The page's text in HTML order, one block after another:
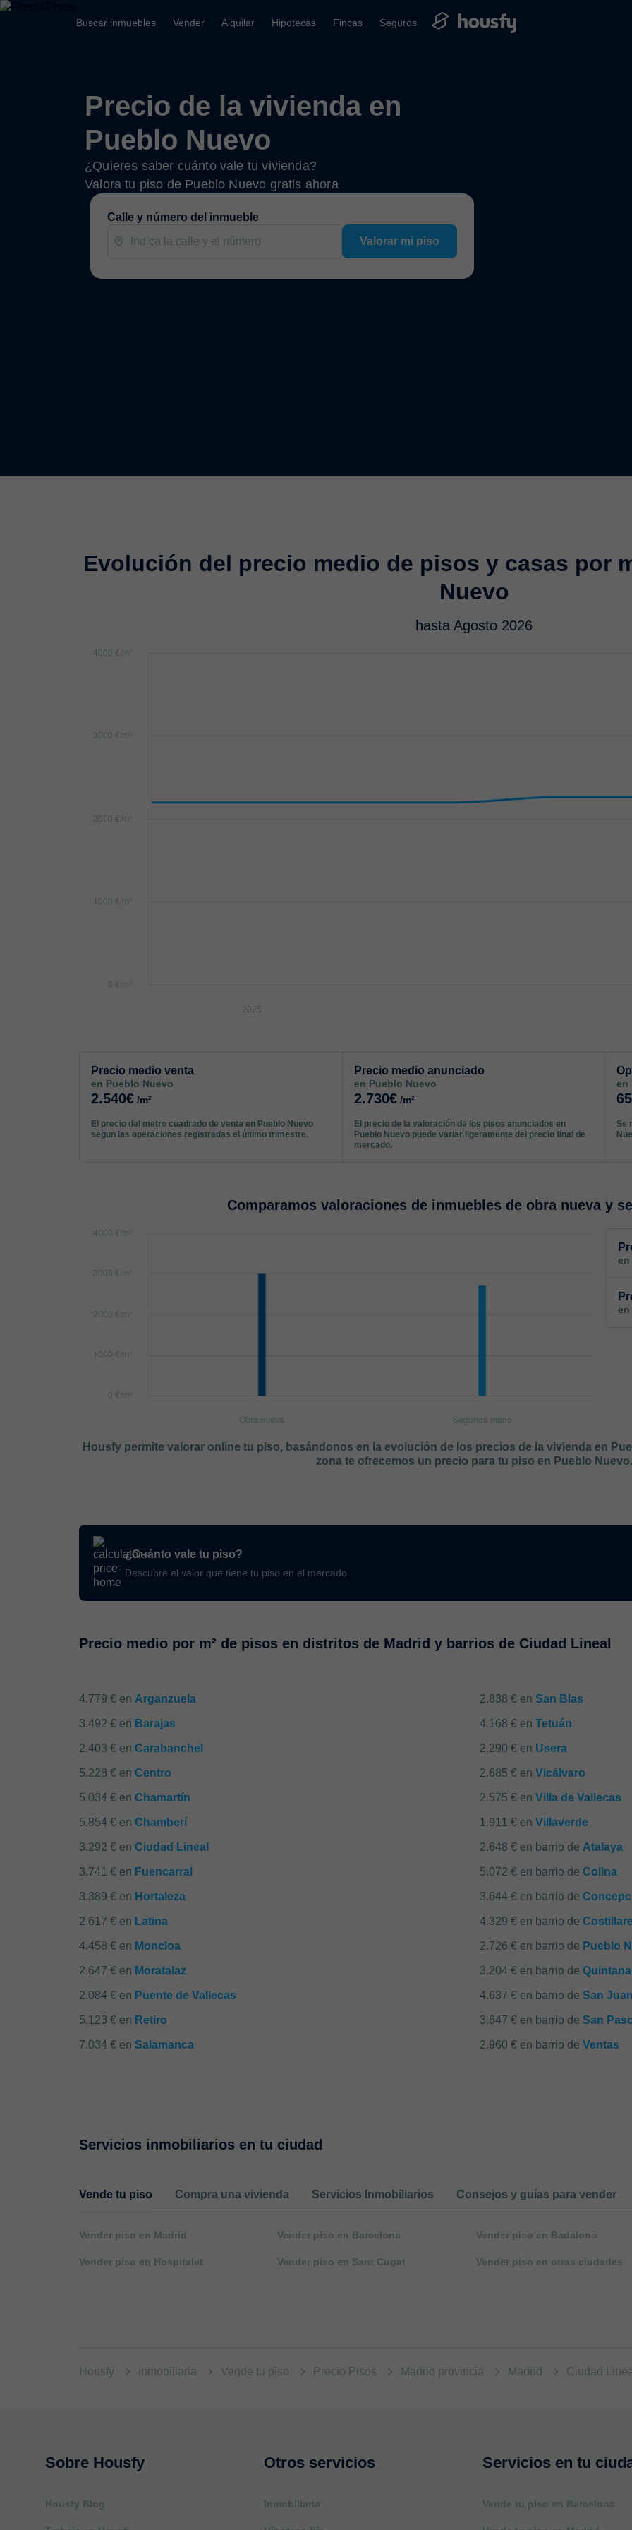
Buscar inmuebles Vender Alquilar Hipotecas Fincas Seguros
Precio de la vivienda en
Pueblo Nuevo
¿Quieres saber cuánto vale tu vivienda?
Valora tu piso de Pueblo Nuevo gratis ahora
Calle y número del inmueble
Valorar mi piso
Evolución del precio medio de pisos y casas por
Nuevo
hasta Agosto 2026
Precio medio venta
en Pueblo Nuevo
2.540€ /m²
El precio del metro cuadrado de venta en Pueblo Nuevo
segun las operaciones registradas el último trimestre.
Precio medio anunciado
en Pueblo Nuevo
2.730€/m²
El precio de la valoración de los pisos anunciados en
Pueblo Nuevo puede variar ligeramente del precio final de
mercado.
en
Se
Comparamos valoraciones de inmuebles de obra nueva y
en
en
Housfy permite valorar online tu piso, basándonos en la evolución de los precios de la vivienda en
zona te ofrecemos un precio para tu piso en Pueblo Nuevo.
¿Cuánto vale tu piso?
Descubre el valor que tiene tu piso en el mercado.
Precio medio por m² de pisos en distritos de Madrid y barrios de Ciudad Lineal
4.779 € en Arganzuela
3.492 € en Barajas
2.403 € en Carabanchel
5.228 € en Centro
5.034 € en Chamartín
5.854 € en Chamberí
3.292 € en Ciudad Lineal
3.741 € en Fuencarral
3.389 € en Hortaleza
2.617 € en Latina
4.458 € en Moncloa
2.647 € en Moratalaz
2.084 € en Puente de Vallecas
5.123 € en Retiro
7.034 € en Salamanca
2.838 € en San Blas
4.168 € en Tetuán
2.290 € en Usera
2.685 € en Vicálvaro
2.575 € en Villa de Vallecas
1.911 € en Villaverde
2.648 € en barrio de Atalaya
5.072 € en barrio de Colina
3.644 € en barrio de
4.329 € en barrio de
2.726 € en barrio de Pueblo
3.204 € en barrio de Quintana
4.637 € en barrio de San
3.647 € en barrio de San
2.960 € en barrio de Ventas
Servicios inmobiliarios en tu ciudad
Vende tu piso Compra una vivienda Servicios Inmobiliarios Consejos y guías para vender
Vender piso en Madrid Vender piso en Barcelona Vender piso en Badalona
Vender piso en Hospitalet Vender piso en Sant Cugat Vender piso en otras ciudades
Housfy Inmobiliaria Vende tu piso Precio Pisos Madrid provincia Madrid Ciudad
Sobre Housfy
Housfy Blog
Otros servicios
Inmobiliaria
Servicios en tu
Vende tu piso en Barcelona